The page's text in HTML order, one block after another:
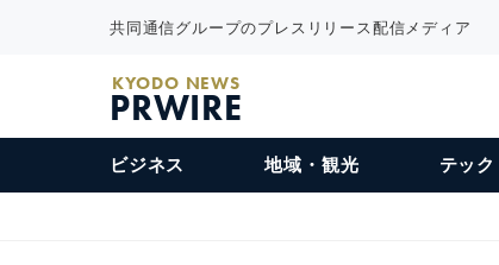
共同通信グループのプレスリリース配信メディア
KYODO NEWS
PRWIRE
ビジネス 地域・観光 テック